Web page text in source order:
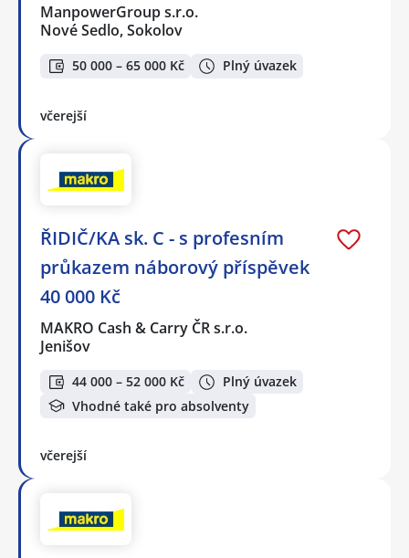
ManpowerGroup s.r.o.
Nové Sedlo, Sokolov
50 000 – 65 000 Kč Plný úvazek
včerejší
ŘIDIČ/KA sk. C - s profesním
průkazem náborový příspěvek
40 000 Kč
MAKRO Cash & Carry ČR s.r.o.
Jenišov
44 000 – 52 000 Kč
Plný úvazek
Vhodné také pro absolventy
včerejší